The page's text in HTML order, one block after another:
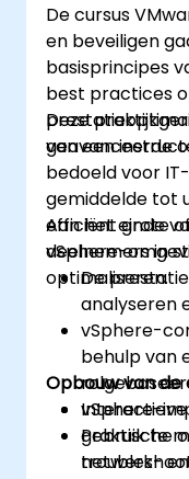
De cursus
en beveiligen
basisprincipes
best practices
geavanceerde
Deze
van een
bedoeld voor
gemiddelde tot
efficiënt grote
vSphere-
optimaliseren.
Aan het einde
deelnemers in
De
analyseren
vSphere-
behulp van
vSphere-
gebruik te
netwerk-
Opbouw van de
Interactieve
Praktische